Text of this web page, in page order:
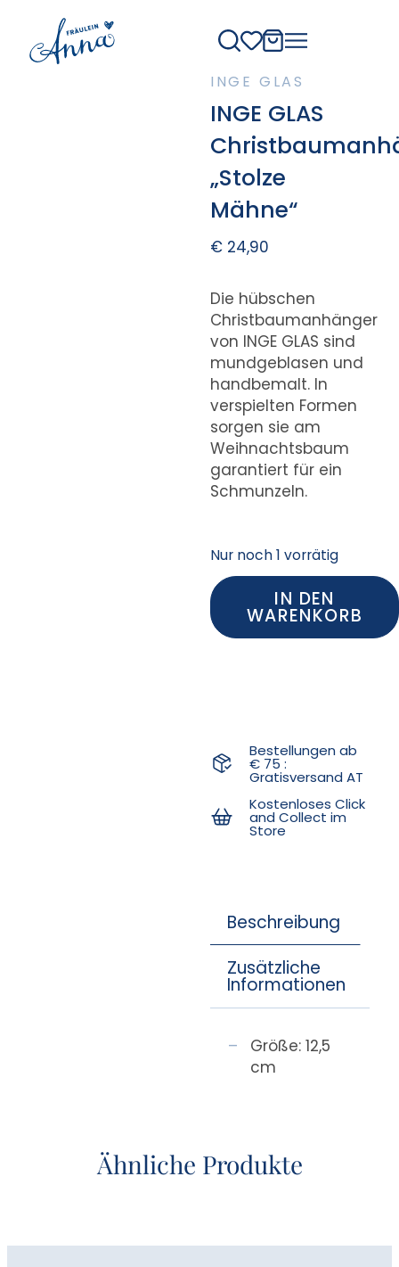
INGE GLAS
INGE GLAS
„Stolze
Mähne“
€24,90
Die hübschen
Christbaumanhänger
von INGE GLAS sind
mundgeblasen und
handbemalt. In
verspielten Formen
sorgen sie am
Weihnachtsbaum
garantiert für ein
Schmunzeln.
Nur noch 1 vorrätig
IN DEN
WARENKORB
Bestellungen ab
€ 75 :
Gratisversand AT
Kostenloses Click
and Collect im
Store
Beschreibung
Zusätzliche
Informationen
Größe: 12,5
cm
Ähnliche Produkte